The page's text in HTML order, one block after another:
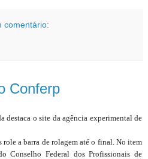
comentário:
Conferp
destaca o site da agência experimental de
role a barra de rolagem até o final. No item
Conselho Federal dos Profissionais de